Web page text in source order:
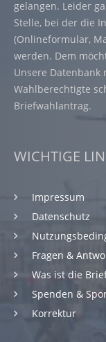
gelangen. Leider
Stelle, bei der die
(Onlineformular,
werden. Dem
Unsere
Wahlberechtigte
Briefwahlantrag.
WICHTIGE
Impressum
Datenschutz
Fragen &
Was ist die
Spenden &
Korrektur